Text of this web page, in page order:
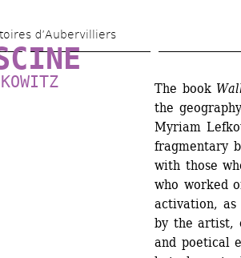
d’Aubervilliers
The book
the
Myriam
fragmentary
with those
who worked
activation,
by the artist,
and poetical